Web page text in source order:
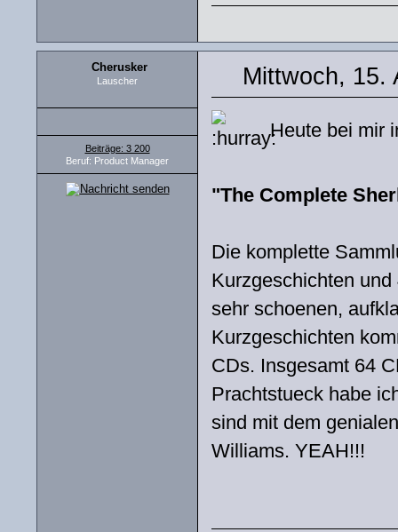
Cherusker
Lauscher
Beiträge: 3 200
Beruf: Product Manager
Mittwoch, 15.
Heute bei mir
"The Complete
Die komplette
Kurzgeschichten
sehr schoenen,
Kurzgeschichten
CDs. Insgesamt 64
Prachtstueck habe
sind mit dem
Williams. YEAH!!!